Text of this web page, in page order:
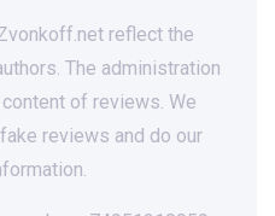
reflect the
The administration
of reviews. We
reviews and do our